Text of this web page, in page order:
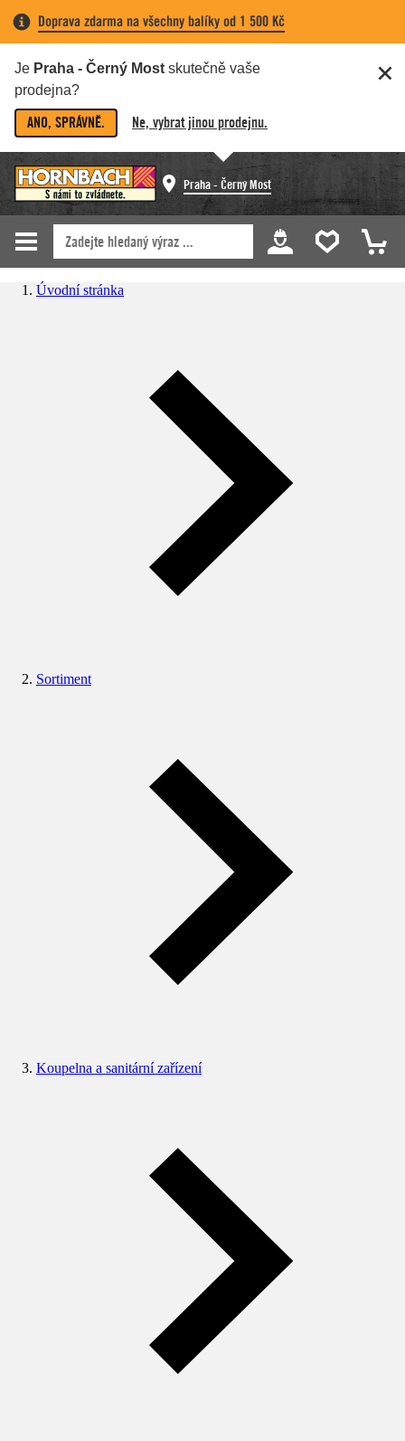
Doprava zdarma na všechny balíky od 1 500 Kč
Je Praha - Černý Most skutečně vaše
prodejna?
ANO, SPRÁVNĚ. Ne, vybrat jinou prodejnu.
Praha - Černý Most
Úvodní stránka
Sortiment
Koupelna a sanitární zařízení